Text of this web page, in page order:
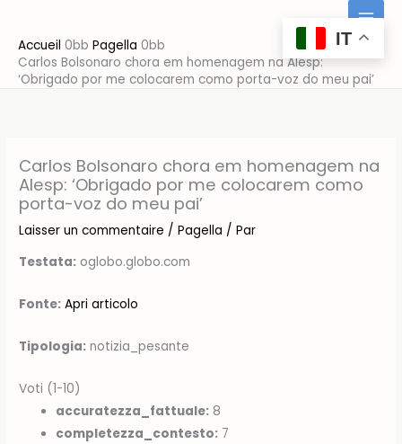
contenu
Accueil
Pagella
Carlos Bolsonaro chora em homenagem na Alesp:
‘Obrigado por me colocarem como porta-voz do meu pai’
Carlos Bolsonaro chora em homenagem na
Alesp: ‘Obrigado por me colocarem como
porta-voz do meu pai’
Laisser un commentaire /Pagella / Par
Testata: oglobo.globo.com
Fonte: Apri articolo
Tipologia: notizia_pesante
Voti (1-10)
accuratezza_fattuale: 8
completezza_contesto: 7
IT